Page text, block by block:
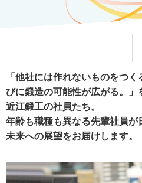
「他社には作れないものをつ
びに鍛造の可能性が広がる。」
近江鍛工の社員たち。
年齢も職種も異なる先輩社員が
未来への展望をお届けします。